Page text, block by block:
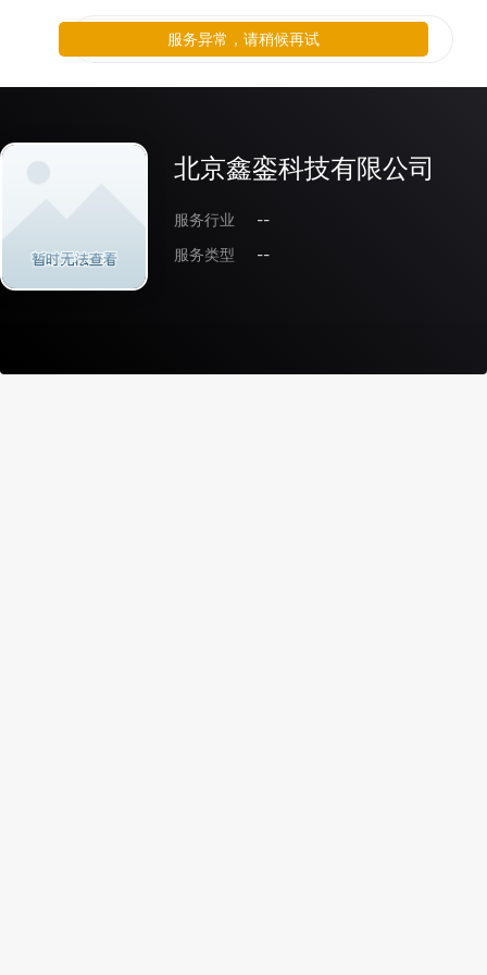
北京鑫銮科技有限公司
服务行业
--
服务类型
--
服务异常，请稍候再试